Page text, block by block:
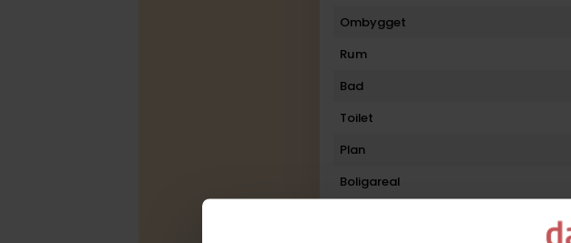
Ombygget
Rum
Bad
Toilet
Plan
Boligareal